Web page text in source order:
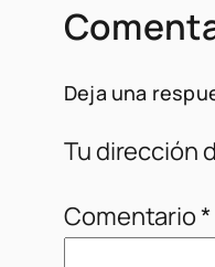
Deja una
Tu dirección
Comentario*